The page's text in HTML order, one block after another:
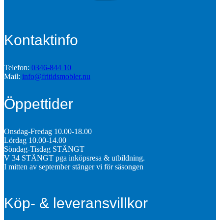
Kontaktinfo
Telefon: 0346-844 10
Mail: info@fritidsmobler.nu
Öppettider
Onsdag-Fredag 10.00-18.00
Lördag 10.00-14.00
Söndag-Tisdag STÄNGT
V 34 STÄNGT pga inköpsresa & utbildning.
I mitten av september stänger vi för säsongen
Köp- & leveransvillkor